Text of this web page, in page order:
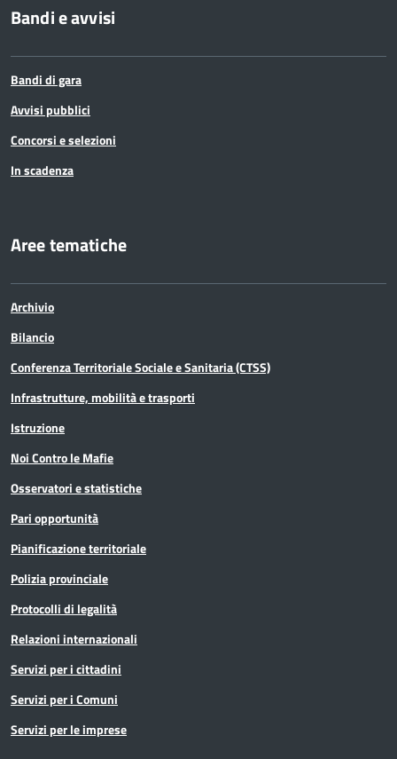
Bandi e avvisi
Bandi di gara
Avvisi pubblici
Concorsi e selezioni
In scadenza
Aree tematiche
Archivio
Bilancio
Conferenza Territoriale Sociale e Sanitaria (CTSS)
Infrastrutture, mobilità e trasporti
Istruzione
Noi Contro le Mafie
Osservatori e statistiche
Pari opportunità
Pianificazione territoriale
Polizia provinciale
Protocolli di legalità
Relazioni internazionali
Servizi per i cittadini
Servizi per i Comuni
Servizi per le imprese